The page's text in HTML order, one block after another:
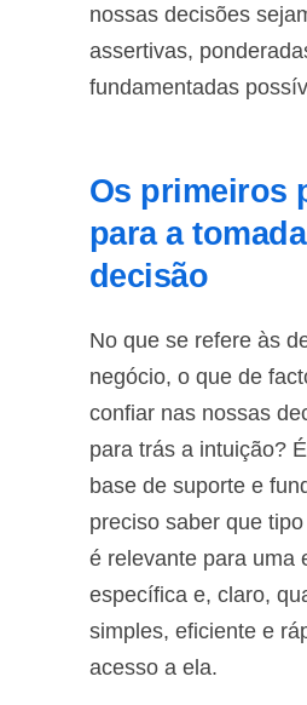
nossas decisões
assertivas,
fundamentadas
Os primeiros
para a
decisão
No que se refere às
negócio, o que de
confiar nas nossas
para trás a intuição?
base de suporte e
preciso saber que
é relevante para uma
específica e, claro,
simples, eficiente e
acesso a ela.